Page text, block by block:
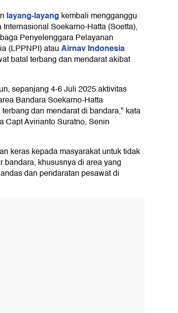
layang-layang kembali mengganggu
Soekarno-Hatta (Soetta),
Penyelenggara Pelayanan
(LPPNPI) atauAirnav Indonesia
batal terbang dan mendarat akibat
sepanjang 4-6 Juli 2025 aktivitas
Bandara Soekarno-Hatta
dan mendarat di bandara," kata
Capt Avirianto Suratno, Senin
keras kepada masyarakat untuk tidak
khususnya di area yang
dan pendaratan pesawat di